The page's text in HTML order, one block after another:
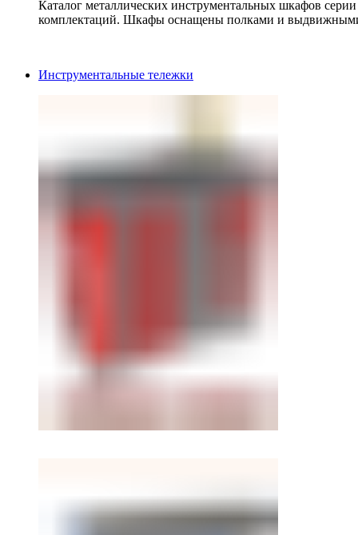
Каталог металлических инструментальных шкафов
комплектаций. Шкафы оснащены полками и
Инструментальные тележки